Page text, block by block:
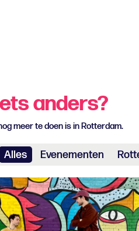
anders?
meer te doen is in Rotterdam.
Alles Evenementen